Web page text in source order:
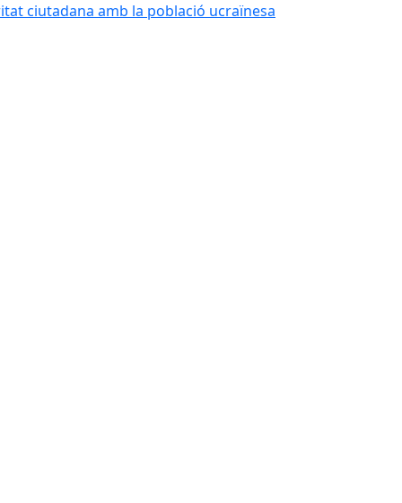
ciutadana amb la població ucraïnesa